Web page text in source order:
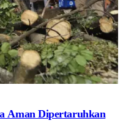
Aman Dipertaruhkan